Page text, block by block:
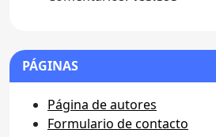
PÁGINAS
Página de autores
Formulario de contacto